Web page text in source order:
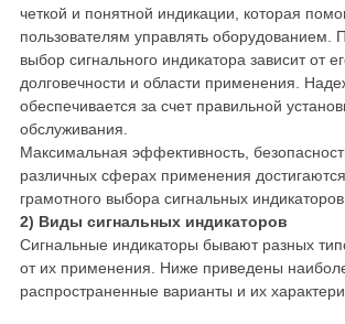
четкой и понятной индикации, которая
пользователям управлять оборудованием.
выбор сигнального индикатора зависит от
долговечности и области применения.
обеспечивается за счет правильной
обслуживания.
Максимальная эффективность,
различных сферах применения
грамотного выбора сигнальных индикаторов.
2) Виды сигнальных индикаторов
Сигнальные индикаторы бывают разных
от их применения. Ниже приведены
распространенные варианты и их